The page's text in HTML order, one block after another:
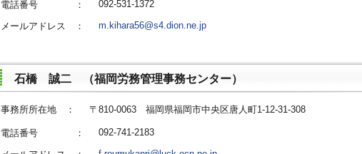
電話番号 ： 092-531-1372
メールアドレス ： m.kihara56@s4.dion.ne.jp
石橋 誠二 （福岡労務管理事務センター）
事務所所在地 ： 〒810-0063 福岡県福岡市中央区唐人町1-12-31-308
電話番号 ： 092-741-2183